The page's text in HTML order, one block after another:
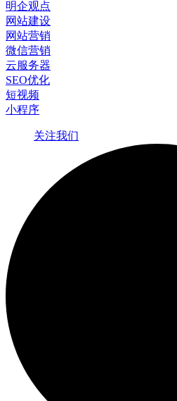
明企观点
网站建设
网站营销
微信营销
云服务器
SEO优化
短视频
小程序
关注我们